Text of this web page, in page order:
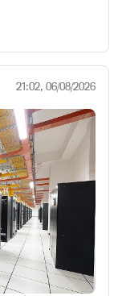
21:02, 06/08/2026